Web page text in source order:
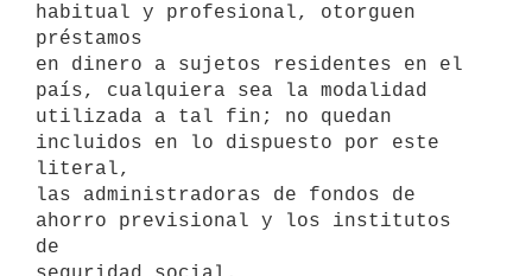
habitual y profesional, otorguen
préstamos
en dinero a sujetos residentes en el
país, cualquiera sea la modalidad
utilizada a tal fin; no quedan
incluidos en lo dispuesto por este
literal,
las administradoras de fondos de
ahorro previsional y los institutos
de